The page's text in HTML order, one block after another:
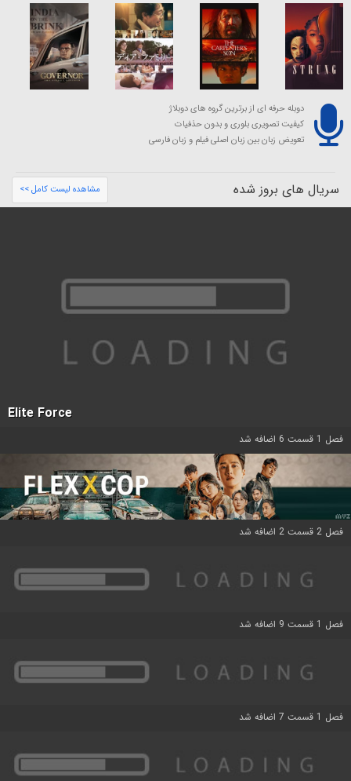
دوبله حرفه ای از برترین گروه های دوبلاژ
کیفیت تصویری بلوری و بدون حذفیات
تعویض زبان بین زبان اصلی فیلم و زبان فارسی
سریال های بروز شده مشاهده لیست کامل >>
Elite Force
فصل 1 قسمت 6 اضافه شد
فصل 2 قسمت 2 اضافه شد
فصل 1 قسمت 9 اضافه شد
فصل 1 قسمت 7 اضافه شد